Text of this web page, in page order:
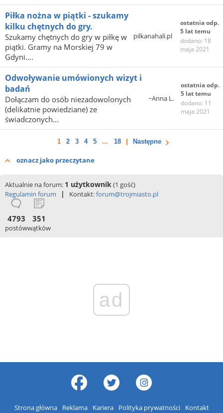
Piłka nożna w piątki - szukamy
kilku chętnych do gry.
Szukamy chętnych do gry w piłkę w
piątki. Gramy na Morskiej 79 w
Gdyni....
pilkanahali.pl
ostatnia odp.
5 lat temu
dodano: 18
maja 2021
Odwoływanie umówionych wizyt i
badań
Dołączam do osób niezadowolonych
(delikatnie powiedziane) ze
świadczonych...
~Anna L.
ostatnia odp.
5 lat temu
dodano: 11
maja 2021
1 2 3 4 5 ... 18 Następne
oznacz jako przeczytane
Aktualnie na forum: 1 użytkownik(1 gość)
Regulamin forum
| Kontakt:forum@trojmiasto.pl
4793
postów
351
wątków
ad
Strona główna Reklama Kariera Polityka prywatności Kontakt